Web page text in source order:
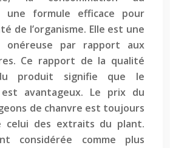
une formule efficace pour
de l’organisme. Elle est une
onéreuse par rapport aux
Ce rapport de la qualité
produit signifie que le
est avantageux. Le prix du
de chanvre est toujours
celui des extraits du plant.
considérée comme plus